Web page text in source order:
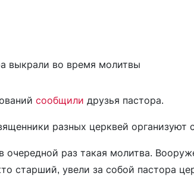
сообщили друзья пастора.
разных церквей организуют
раз такая молитва.
старший, увели за собой пастора